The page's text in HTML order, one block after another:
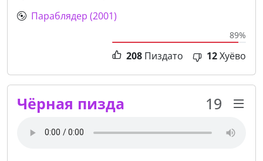
Параблядер (2001)
89%
208 Пиздато 12Хуёво
Чёрная пизда 19